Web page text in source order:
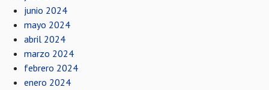
junio 2024
mayo 2024
abril 2024
marzo 2024
febrero 2024
enero 2024